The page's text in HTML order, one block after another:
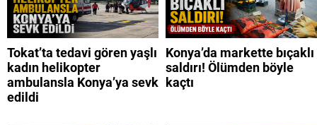
Tokat’ta tedavi gören yaşlı
kadın helikopter
ambulansla Konya’ya sevk
edildi
Konya’da markette bıçaklı
saldırı! Ölümden böyle
kaçtı